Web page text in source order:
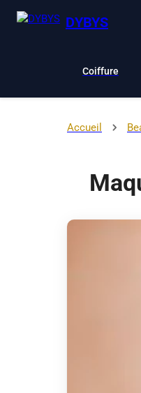
DYBYS
Coiffure
Accueil